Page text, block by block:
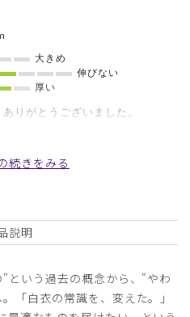
大きめ
伸びない
厚い
りがとうございました。
体重: 66-70kg
続きをみる
説明
という過去の概念から、"やわ
「白衣の常識を、変えた。」